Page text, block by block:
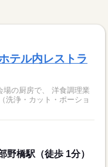
テル内レストラ
場の厨房で、 洋食調理業
野橋駅（徒歩 1分）